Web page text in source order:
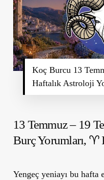
Koç Burcu 13
Haftalık Astroloji
13 Temmuz – 19
Burç Yorumları, ♈
Yengeç yeniayı bu hafta